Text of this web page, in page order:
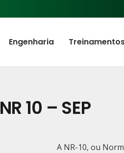
Engenharia
NR 10 – SEP
A NR-10, ou